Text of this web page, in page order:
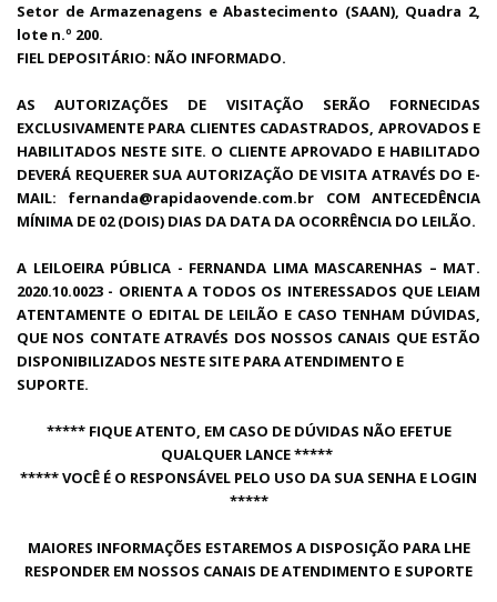
Setor de Armazenagens e Abastecimento (SAAN), Quadra 2,
lote n.º 200.
FIEL DEPOSITÁRIO: NÃO INFORMADO.
AS AUTORIZAÇÕES DE VISITAÇÃO SERÃO FORNECIDAS
EXCLUSIVAMENTE PARA CLIENTES CADASTRADOS, APROVADOS E
HABILITADOS NESTE SITE. O CLIENTE APROVADO E HABILITADO
DEVERÁ REQUERER SUA AUTORIZAÇÃO DE VISITA ATRAVÉS DO E-
MAIL: fernanda@rapidaovende.com.br COM ANTECEDÊNCIA
MÍNIMA DE 02 (DOIS) DIAS DA DATA DA OCORRÊNCIA DO LEILÃO.
A LEILOEIRA PÚBLICA - FERNANDA LIMA MASCARENHAS – MAT.
2020.10.0023 - ORIENTA A TODOS OS INTERESSADOS QUE LEIAM
ATENTAMENTE O EDITAL DE LEILÃO E CASO TENHAM DÚVIDAS,
QUE NOS CONTATE ATRAVÉS DOS NOSSOS CANAIS QUE ESTÃO
DISPONIBILIZADOS NESTE SITE PARA ATENDIMENTO E
SUPORTE.
***** FIQUE ATENTO, EM CASO DE DÚVIDAS NÃO EFETUE
QUALQUER LANCE *****
***** VOCÊ É O RESPONSÁVEL PELO USO DA SUA SENHA E LOGIN
*****
MAIORES INFORMAÇÕES ESTAREMOS A DISPOSIÇÃO PARA LHE
RESPONDER EM NOSSOS CANAIS DE ATENDIMENTO E SUPORTE